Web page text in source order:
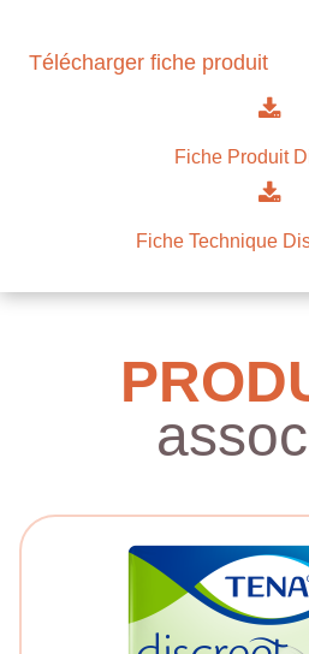
Télécharger fiche produit
Fiche Produit
Fiche Technique